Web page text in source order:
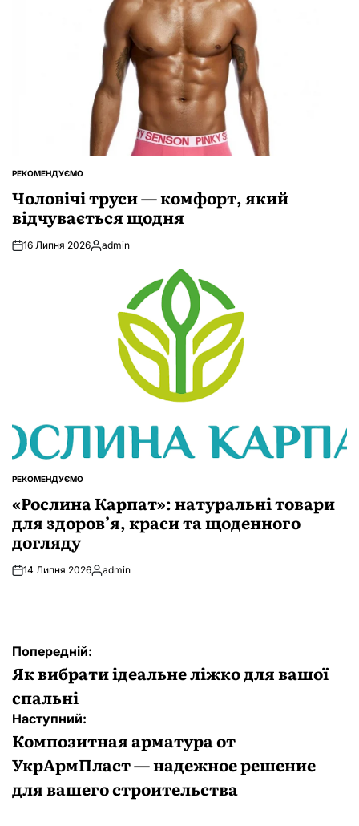
ОПУБЛІКУВАТИ
РЕКОМЕНДУЄМО
Чоловічі труси — комфорт, який
відчувається щодня
16 Липня 2026Опубліковано
admin
ОПУБЛІКУВАТИ
РЕКОМЕНДУЄМО
«Рослина Карпат»: натуральні товари
для здоров’я, краси та щоденного
догляду
14 Липня 2026Опубліковано
admin
Навігація
записів
Попередній:
Як вибрати ідеальне ліжко для вашої
спальні
Наступний:
Композитная арматура от
УкрАрмПласт — надежное решение
для вашего строительства